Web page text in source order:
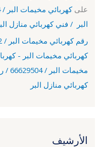
على
البر / فني كهربائي منازل
كهربائي مخيمات البر -
كهربائي منازل البر
الأرشيف